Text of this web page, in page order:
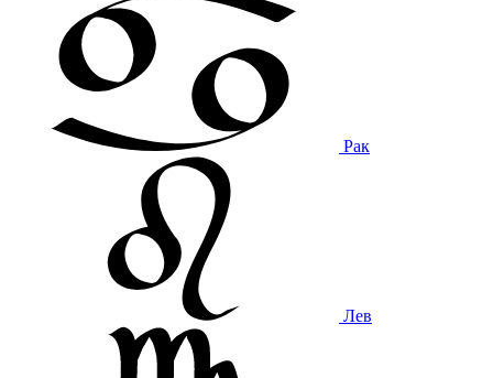
Рак
Лев